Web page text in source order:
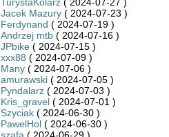
Jacek Mazury( 2024-07-23 )
Ferdynand ( 2024-07-19 )
Andrzej mtb( 2024-07-16 )
JPbike( 2024-07-15 )
xxx88 ( 2024-07-09 )
Many( 2024-07-06 )
amurawski( 2024-07-05 )
Pyndalarz( 2024-07-03 )
Kris_gravel( 2024-07-01 )
Szyciak( 2024-06-30 )
PawelHol( 2024-06-30 )
szafa ( 2024-06-29 )